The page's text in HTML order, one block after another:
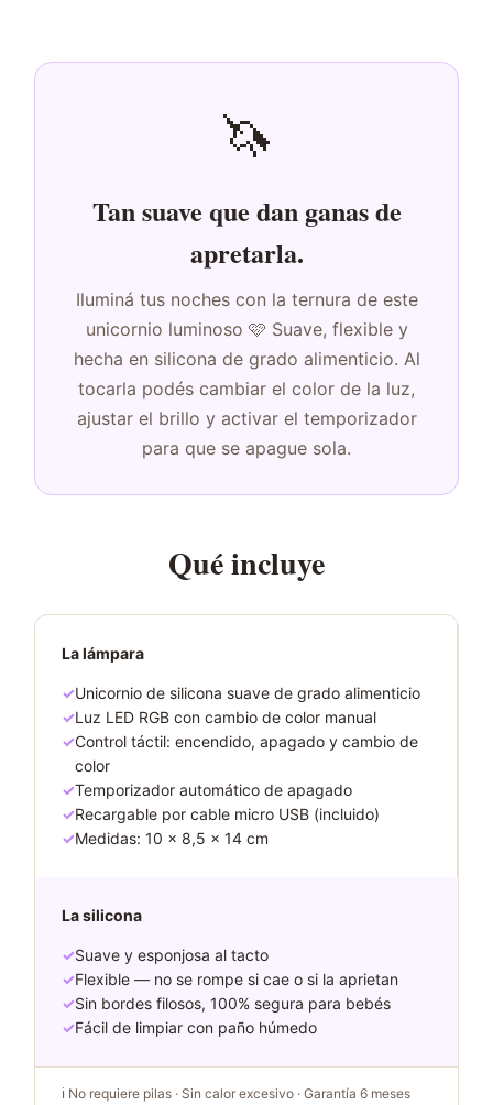
🦄
Tan suave que dan ganas de
apretarla.
Iluminá tus noches con la ternura de este
unicornio luminoso 🩷 Suave, flexible y
hecha en silicona de grado alimenticio. Al
tocarla podés cambiar el color de la luz,
ajustar el brillo y activar el temporizador
para que se apague sola.
Qué incluye
La lámpara
✓Unicornio de silicona suave de grado alimenticio
✓Luz LED RGB con cambio de color manual
✓Control táctil: encendido, apagado y cambio de
color
✓Temporizador automático de apagado
✓Recargable por cable micro USB (incluido)
✓Medidas: 10 × 8,5 × 14 cm
La silicona
✓Suave y esponjosa al tacto
✓Flexible — no se rompe si cae o si la aprietan
✓Sin bordes filosos, 100% segura para bebés
✓Fácil de limpiar con paño húmedo
ℹ️ No requiere pilas · Sin calor excesivo · Garantía 6 meses